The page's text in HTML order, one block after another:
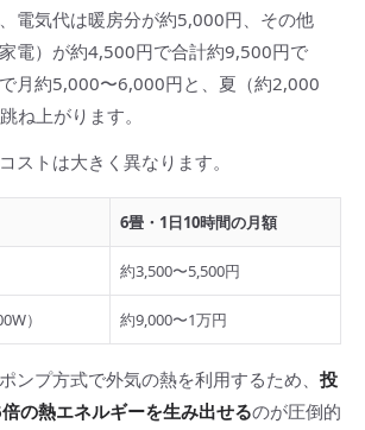
電気代は暖房分が約5,000円、その他
家電）が約4,500円で合計約9,500円で
月約5,000〜6,000円と、夏（約2,000
ね上がります。
ストは大きく異なります。
6畳・1日10時間の月額
約3,500〜5,500円
） 約9,000〜1万円
ンプ方式で外気の熱を利用するため、 投
の熱エネルギーを生み出せるのが圧倒的